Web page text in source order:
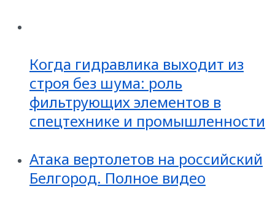
Когда гидравлика выходит из
строя без шума: роль
фильтрующих элементов в
спецтехнике и промышленности
Атака вертолетов на российский
Белгород. Полное видео